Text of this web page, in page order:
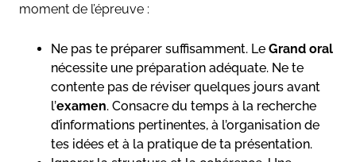
moment de l’épreuve :
Ne pas te préparer suffisamment. Le Grand oral
nécessite une préparation adéquate. Ne te
contente pas de réviser quelques jours avant
l’examen. Consacre du temps à la recherche
d’informations pertinentes, à l’organisation de
tes idées et à la pratique de ta présentation.